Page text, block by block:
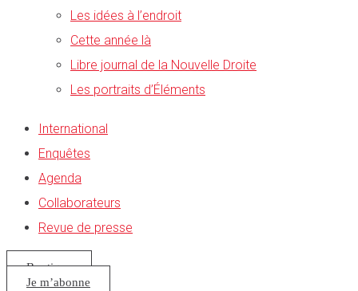
Les idées à l’endroit
Cette année là
Libre journal de la Nouvelle Droite
Les portraits d’Éléments
International
Enquêtes
Agenda
Collaborateurs
Revue de presse
Boutique
Je m’abonne